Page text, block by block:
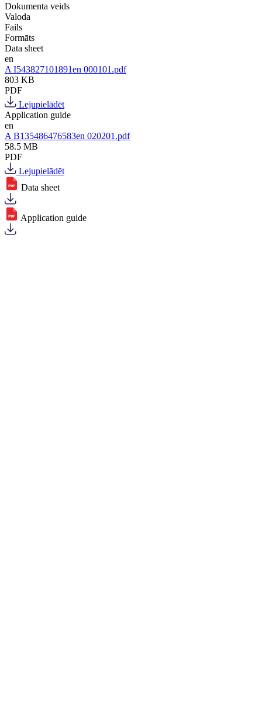
Dokumenta veids
Valoda
Fails
Formāts
Data sheet
en
A I543827101891en 000101.pdf
803 KB
PDF
Lejupielādēt
Application guide
en
A B135486476583en 020201.pdf
58.5 MB
PDF
Lejupielādēt
Data sheet
Application guide